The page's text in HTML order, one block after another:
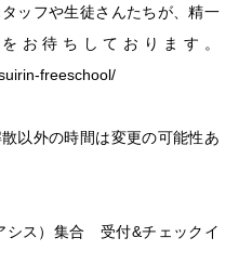
ッフや生徒さんたちが、精一
お待ちしております。
freeschool/
以外の時間は変更の可能性あ
ス）集合 受付&チェックイ